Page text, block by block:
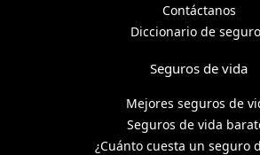
Contáctanos
Diccionario de
Seguros de vida
Mejores seguros de
Seguros de vida
¿Cuánto cuesta un seguro